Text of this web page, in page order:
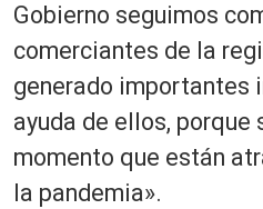
Gobierno seguimos
comerciantes de la
generado importantes
ayuda de ellos,
momento que están
la pandemia».